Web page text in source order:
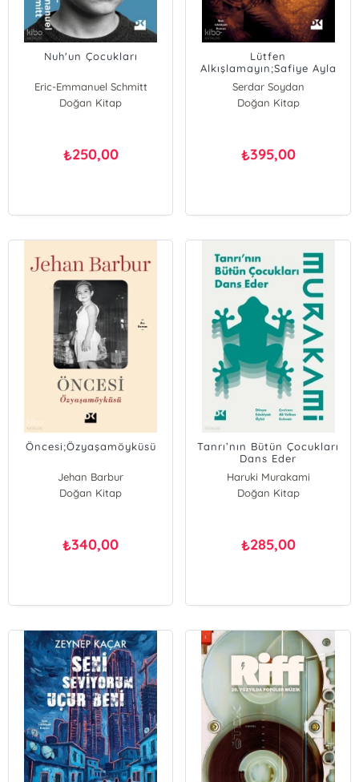
Nuh'un Çocukları
Eric-Emmanuel Schmitt
Doğan Kitap
₺250,00
Lütfen
Alkışlamayın;Safiye Ayla
ve Komando
Serdar Soydan
Doğan Kitap
₺395,00
Öncesi;Özyaşamöyküsü
Jehan Barbur
Doğan Kitap
₺340,00
Tanrı’nın Bütün Çocukları
Dans Eder
Haruki Murakami
Doğan Kitap
₺285,00